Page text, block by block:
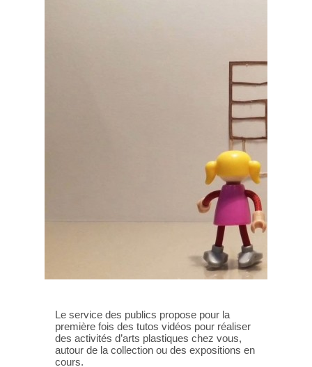
Le service des publics propose pour la
première fois des tutos vidéos pour réaliser
des activités d’arts plastiques chez vous,
autour de la collection ou des expositions en
cours.